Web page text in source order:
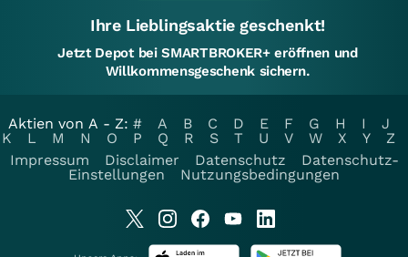
Ihre Lieblingsaktie geschenkt!
Jetzt Depot bei SMARTBROKER+ eröffnen und
Willkommensgeschenk sichern.
Aktien von A - Z: # A B C D E F G H I
J
K
L M N O P Q R S T U V W X Y
Z
Impressum
Disclaimer Datenschutz
Datenschutz-
Einstellungen
Nutzungsbedingungen